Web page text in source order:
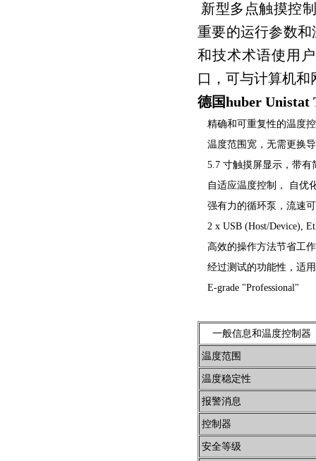
新型多点触摸控
重要的运行参数
和技术术语使用
口，可与计算机
德国huber Unistat
精确和可重复性的温度
温度范围宽，无需更换
5.7 寸触摸屏显示，带
自适应温度控制， 自优
强有力的循环泵，流速
2 x USB (Host/Device),
高效的操作方法节省工
经过测试的功能性，适
E-grade "Professional"
一般信息和温度控制器
温度范围
温度稳定性
报警消息
控制器
安全等级